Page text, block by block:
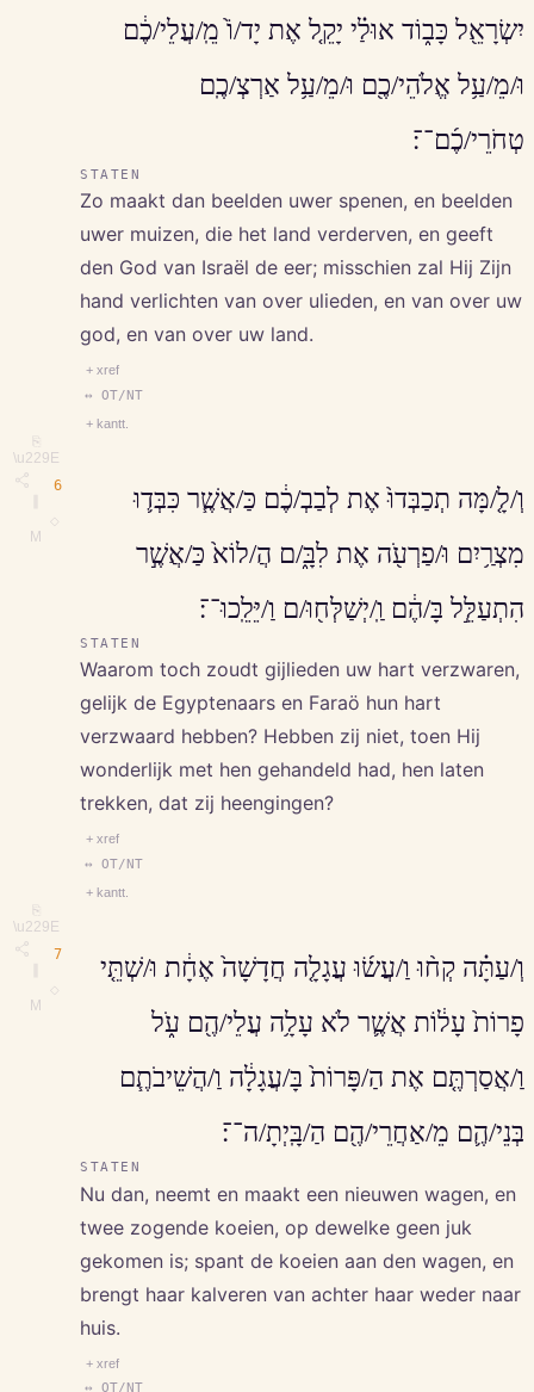
⎘
\u229E
M
יִשְׂרָאֵ֖ל כָּב֑וֹד אוּלַ֗י יָקֵ֤ל אֶת יָד/וֹ֙ מֵֽ/עֲלֵי/כֶ֔ם
וּ/מֵ/עַ֥ל אֱלֹהֵי/כֶ֖ם וּ/מֵ/עַ֥ל אַרְצְ/כֶֽם
טְחֹרֵי/כֶ֜ם־־׃
STATEN
Zo maakt dan beelden uwer spenen, en beelden
uwer muizen, die het land verderven, en geeft
den God van Israël de eer; misschien zal Hij Zijn
hand verlichten van over ulieden, en van over uw
god, en van over uw land.
+ xref
↔ OT/NT
+ kantt.
6
⎘
\u229E
M
וְ/לָ֤/מָּה תְכַבְּדוּ֙ אֶת לְבַבְ/כֶ֔ם כַּ/אֲשֶׁ֧ר כִּבְּד֛וּ
מִצְרַ֥יִם וּ/פַרְעֹ֖ה אֶת לִבָּ֑/ם הֲ/לוֹא֙ כַּ/אֲשֶׁ֣ר
הִתְעַלֵּ֣ל בָּ/הֶ֔ם וַֽ/יְשַׁלְּח֖וּ/ם וַ/יֵּלֵֽכוּ־־׃
STATEN
Waarom toch zoudt gijlieden uw hart verzwaren,
gelijk de Egyptenaars en Faraö hun hart
verzwaard hebben? Hebben zij niet, toen Hij
wonderlijk met hen gehandeld had, hen laten
trekken, dat zij heengingen?
+ xref
↔ OT/NT
+ kantt.
7
וְ/עַתָּ֗ה קְח֨וּ וַ/עֲשׂ֜וּ עֲגָלָ֤ה חֲדָשָׁה֙ אֶחָ֔ת וּ/שְׁתֵּ֤י
פָרוֹת֙ עָל֔וֹת אֲשֶׁ֛ר לֹא עָלָ֥ה עֲלֵי/הֶ֖ם עֹ֑ל
וַ/אֲסַרְתֶּ֤ם אֶת הַ/פָּרוֹת֙ בָּ/עֲגָלָ֔ה וַ/הֲשֵׁיבֹתֶ֧ם
בְּנֵי/הֶ֛ם מֵ/אַחֲרֵי/הֶ֖ם הַ/בָּֽיְתָ/ה־־׃
STATEN
Nu dan, neemt en maakt een nieuwen wagen, en
twee zogende koeien, op dewelke geen juk
gekomen is; spant de koeien aan den wagen, en
brengt haar kalveren van achter haar weder naar
huis.
+ xref
↔ OT/NT